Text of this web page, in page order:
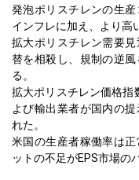
発泡ポリスチレンの生
インフレに加え、より高
拡大ポリスチレン需要
替を相殺し、規制の逆
る。
拡大ポリスチレン価格指
よび輸出業者が国内の
れた。
米国の生産者稼働率は
ットの不足がEPS市場の